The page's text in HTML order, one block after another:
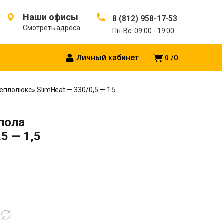
Наши офисы
Смотреть адреса
8 (812) 958-17-53
Пн-Вс. 09:00 - 19:00
0 0
Личный кабинет
SlimHeat — 330/0,5 — 1,5
— 1,5